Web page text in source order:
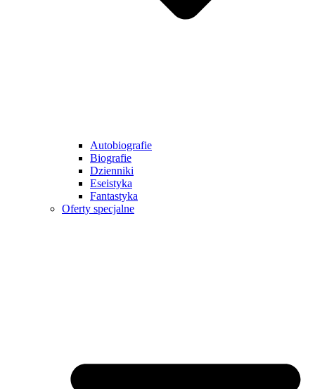
Autobiografie
Biografie
Dzienniki
Eseistyka
Fantastyka
Oferty specjalne